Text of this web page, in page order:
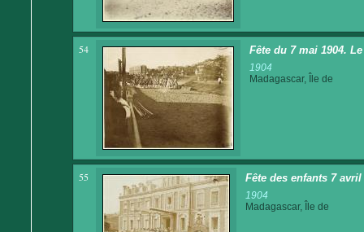
54 Fête du 7 mai 1904.
1904
Madagascar, Île de
55 Fête des enfants 7
1904
Madagascar, Île de